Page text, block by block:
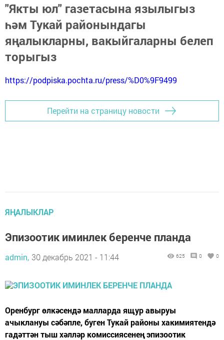
"Якты юл" газетасына язылыгыз
һәм Тукай районындагы
яңалыкларны, вакыйгаларны белеп
торыгыз
https://podpiska.pochta.ru/press/%D0%9F9499
Перейти на страницу новости
ЯҢАЛЫКЛАР
Эпизоотик иминлек беренче планда
admin, 30 декабрь 2021 - 11:44 625 0 0
Оренбург өлкәсендә малларда ящур авыруы
ачыклануы сәбәпле, буген Тукай районы хакимиятендә
гадәттән тыш хәлләр комиссиясенең эпизоотик